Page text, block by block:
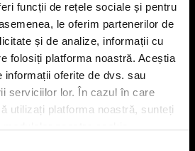
funcții de rețele sociale și pentru
le oferim partenerilor de
și de analize, informații cu
folosiți platforma noastră. Aceștia
informații oferite de dvs. sau
serviciilor lor. În cazul în care
utilizați platforma noastră, sunteți